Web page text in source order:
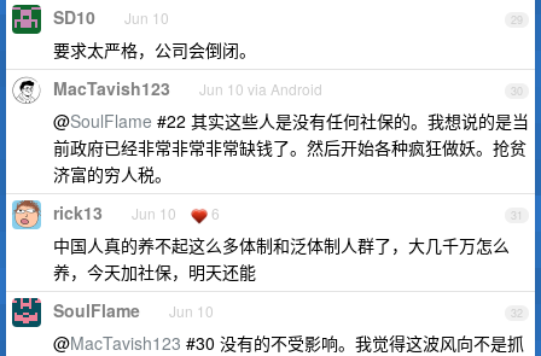
29
SD10 Jun 10
要求太严格，公司会倒闭。
30
MacTavish123 Jun 10 via Android
@SoulFlame #22 其实这些人是没有任何社保的。我想说的是当
前政府已经非常非常非常缺钱了。然后开始各种疯狂做妖。抢贫
济富的穷人税。
31
rick13 Jun 10 6
中国人真的养不起这么多体制和泛体制人群了，大几千万怎么
养，今天加社保，明天还能
32
SoulFlame Jun 10
@MacTavish123 #30 没有的不受影响。我觉得这波风向不是抓